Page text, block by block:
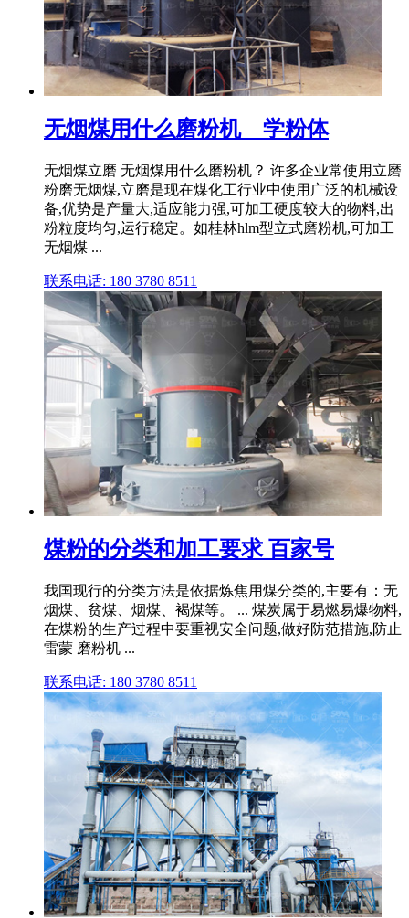
无烟煤用什么磨粉机 _ 学粉体
无烟煤立磨 无烟煤用什么磨粉机？ 许多企业常使用立磨
粉磨无烟煤,立磨是现在煤化工行业中使用广泛的机械设
备,优势是产量大,适应能力强,可加工硬度较大的物料,出
粉粒度均匀,运行稳定。如桂林hlm型立式磨粉机,可加工
无烟煤 ...
联系电话: 180 3780 8511
煤粉的分类和加工要求 百家号
我国现行的分类方法是依据炼焦用煤分类的,主要有：无
烟煤、贫煤、烟煤、褐煤等。 ... 煤炭属于易燃易爆物料,
在煤粉的生产过程中要重视安全问题,做好防范措施,防止
雷蒙 磨粉机 ...
联系电话: 180 3780 8511